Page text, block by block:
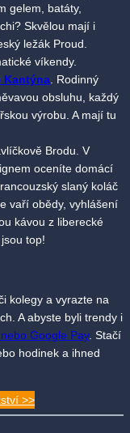
gelem, batáty,
Skvělou mají i
ležák Proud.
víkendy.
Kantýna . Rodinný
obsluhu, každý
výrobu. A mají tu
Brodu. V
oceníte domácí
slaný koláč
vaří obědy, vyhlášení
kávou z liberecké
top!
kolegy a vyrazte na
A abyste byli trendy i
Google Pay. Stačí
hodinek a ihned
>>